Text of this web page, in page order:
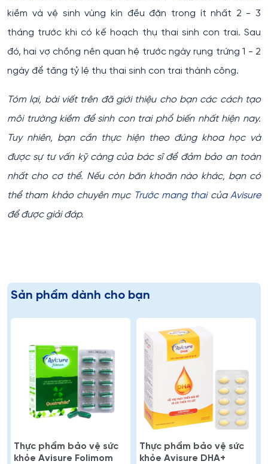
kiềm và vệ sinh vùng kín đều đặn trong ít nhất 2 - 3
tháng trước khi có kế hoạch thụ thai sinh con trai. Sau
đó, hai vợ chồng nên quan hệ trước ngày rụng trứng 1 - 2
ngày để tăng tỷ lệ thụ thai sinh con trai thành công.
Tóm lại, bài viết trên đã giới thiệu cho bạn các cách tạo
môi trường kiềm để sinh con trai phổ biến nhất hiện nay.
Tuy nhiên, bạn cần thực hiện theo đúng khoa học và
được sự tư vấn kỹ càng của bác sĩ để đảm bảo an toàn
nhất cho cơ thể. Nếu còn băn khoăn nào khác, bạn có
thể tham khảo chuyên mục Trước mang thaicủaAvisure
để được giải đáp.
Sản phẩm dành cho bạn
Thực phẩm bảo vệ sức
khỏe Avisure Folimom
Thực phẩm bảo vệ sức
khỏe Avisure DHA+